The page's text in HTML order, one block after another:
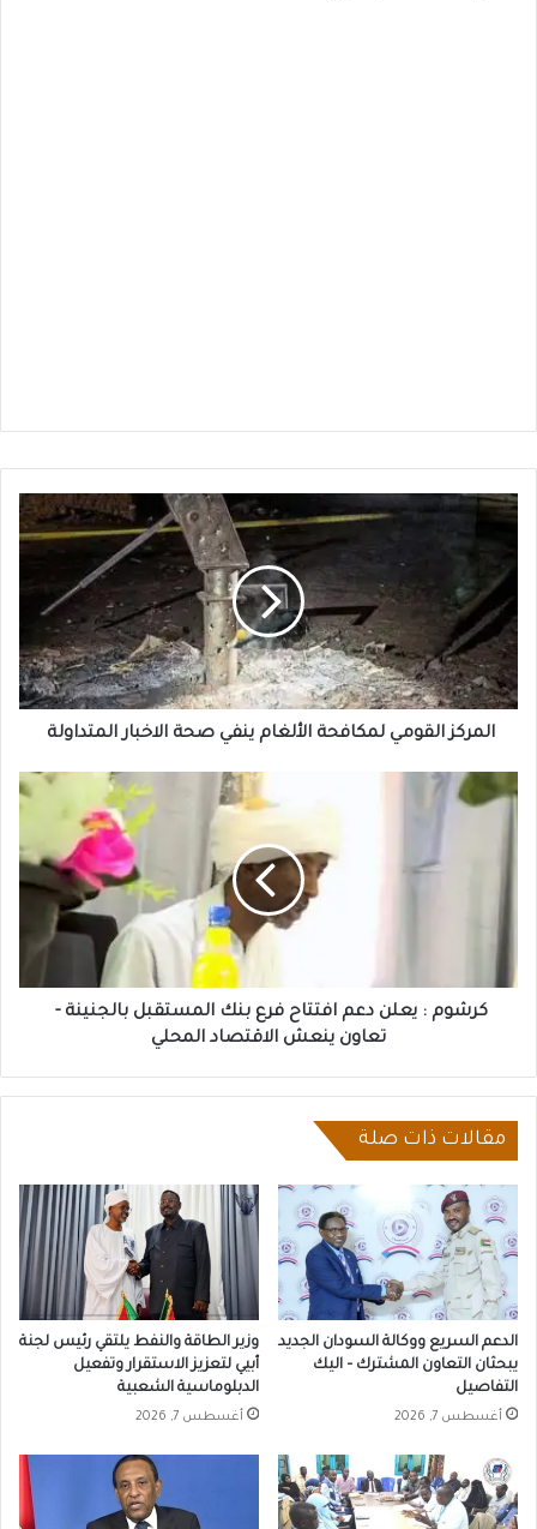
المركز
لمكافحة
الألغام
ينفي
صحة
الاخبار
المتداولة
المركز القومي لمكافحة الألغام ينفي صحة الاخبار المتداولة
كرشوم
بالجنينة
كرشوم : يعلن دعم افتتاح فرع بنك المستقبل بالجنينة -
تعاون ينعش الاقتصاد المحلي
مقالات ذات صلة
الدعم السريع ووكالة السودان الجديد
يبحثان التعاون المشترك – اليك
التفاصيل
أغسطس 7, 2026
وزير الطاقة والنفط يلتقي رئيس لجنة
أبيي لتعزيز الاستقرار وتفعيل
الدبلوماسية الشعبية
أغسطس 7, 2026